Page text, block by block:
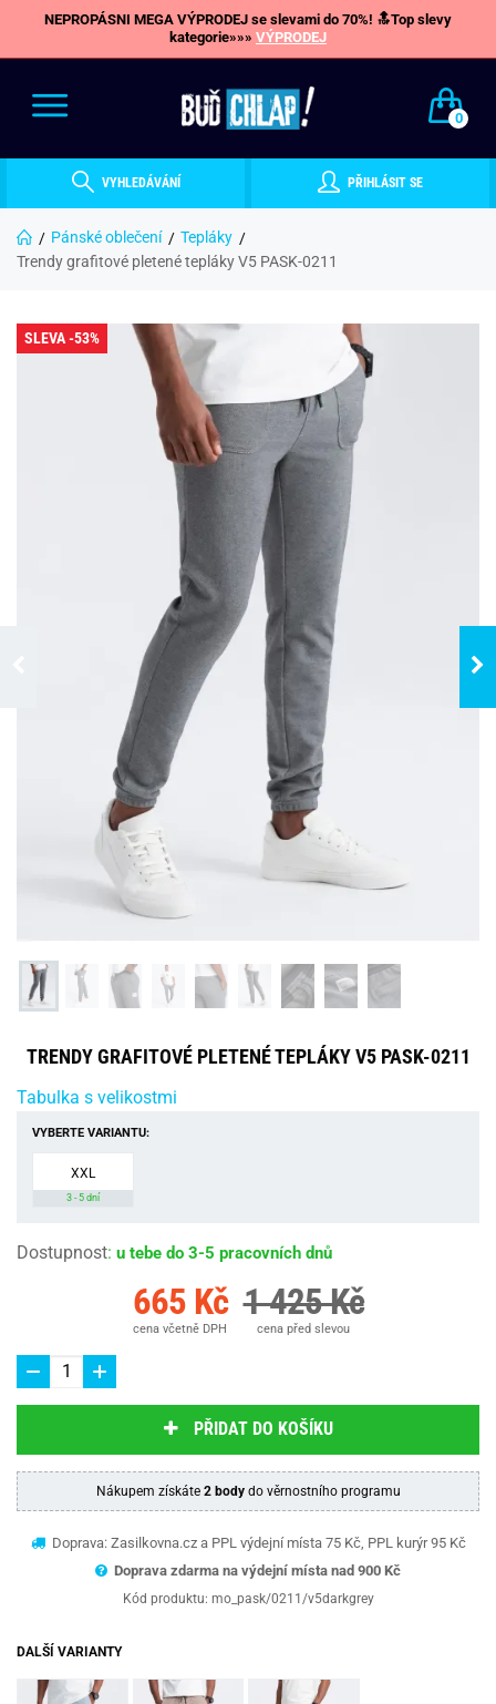
NEPROPÁSNI MEGA VÝPRODEJ se slevami do 70%! 🔝Top slevy
kategorie»»» VÝPRODEJ
0
VYHLEDÁVÁNÍ PŘIHLÁSIT SE
Pánské oblečení
Tepláky
Trendy grafitové pletené tepláky V5 PASK-0211
SLEVA -53%
TRENDY GRAFITOVÉ PLETENÉ TEPLÁKY V5 PASK-0211
Tabulka s velikostmi
VYBERTE VARIANTU:
XXL
3 - 5 dní
Dostupnost: u tebe do 3-5 pracovních dnů
665 Kč
cena včetně DPH
1 425 Kč
cena před slevou
PŘIDAT DO KOŠÍKU
Nákupem získáte 2 bodydo věrnostního programu
Doprava: Zasilkovna.cz a PPL výdejní místa 75 Kč, PPL kurýr 95 Kč
Doprava zdarma na výdejní místa nad 900 Kč
Kód produktu: mo_pask/0211/v5darkgrey
DALŠÍ VARIANTY